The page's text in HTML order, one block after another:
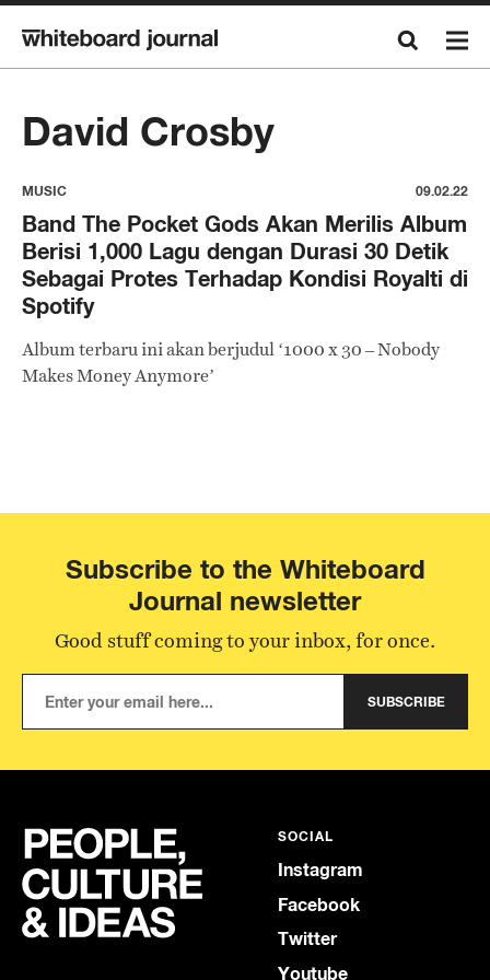
David Crosby
MUSIC 09.02.22
Band The Pocket Gods Akan Merilis Album
Berisi 1,000 Lagu dengan Durasi 30 Detik
Sebagai Protes Terhadap Kondisi Royalti di
Spotify
Album terbaru ini akan berjudul ‘1000 x 30 – Nobody
Makes Money Anymore’
Subscribe to the Whiteboard
Journal newsletter
Good stuff coming to your inbox, for once.
SUBSCRIBE
SOCIAL
Instagram
Facebook
Twitter
Youtube